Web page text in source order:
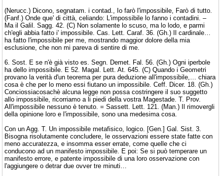
(Nerucc.) Dicono, segnatam. i contad., Io farò l'impossibile, Farò di tutto.
(Fanf.) Onde que' di città, celiando: L'impossibile lo fanno i contadini. –
Ma il Galil. Sagg. 42. (C) Non solamente lo scuso, ma lo lodo, e parmi
ch'egli abbia fatto i' impossibile. Cas. Lett. Caraf. 36. (Gh.) Il cardinale…
ha fatto l'impossibile per me, mostrando maggior dolore della mia
esclusione, che non mi pareva di sentire di me.
6. Sost. E se n'è già visto es. Segn. Demet. Fal. 56. (Gh.) Ogni iperbole
ha dello impossibile. E 52. Magal. Lett. At. 645. (C) Quando i Geometri
provano la verità d'un teorema per pura deduzione all'impossibile,… chiara
cosa è che per lo meno essi fiutano un impossibile. Ceff. Dicer. 18. (Gh.)
Conciossiacosachè alcuna legge non possa costringere il suo suggetto
allo impossibile, ricorriamo a li piedi della vostra Magestade. T. Prov.
All'impossibile nessuno è tenuto. = Sassett. Lett. 121. (Man.) Il rimovergli
della opinione loro e l'impossibile, sono una medesima cosa.
Con un Agg. T. Un impossibile metafisico, logico. [Gen.] Gal. Sist. 3.
Bisogna risolutamente concludere, le osservazioni essere state fatte con
meno accuratezza, e insomma esser errate, come quelle che ci
conducono ad un manifesto impossibile. E poi: Se si può temperare un
manifesto errore, e patente impossibile di una loro osservazione con
l'aggiungere o detrar due ovver tre minuti…